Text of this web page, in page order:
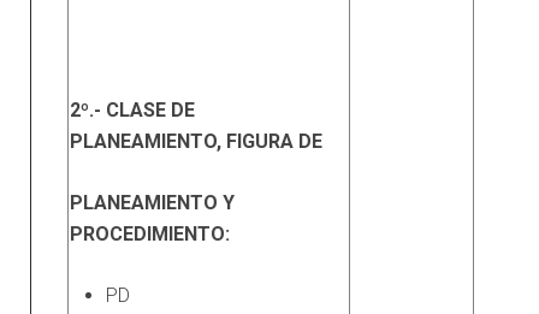
2º.- CLASE DE
PLANEAMIENTO, FIGURA DE
PLANEAMIENTO Y
PROCEDIMIENTO:
PD